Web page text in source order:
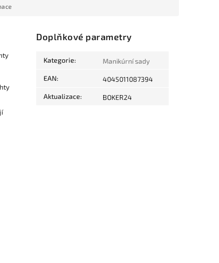
Doplňkové parametry
Kategorie: Manikúrní sady
EAN: 4045011087394
Aktualizace: BOKER24